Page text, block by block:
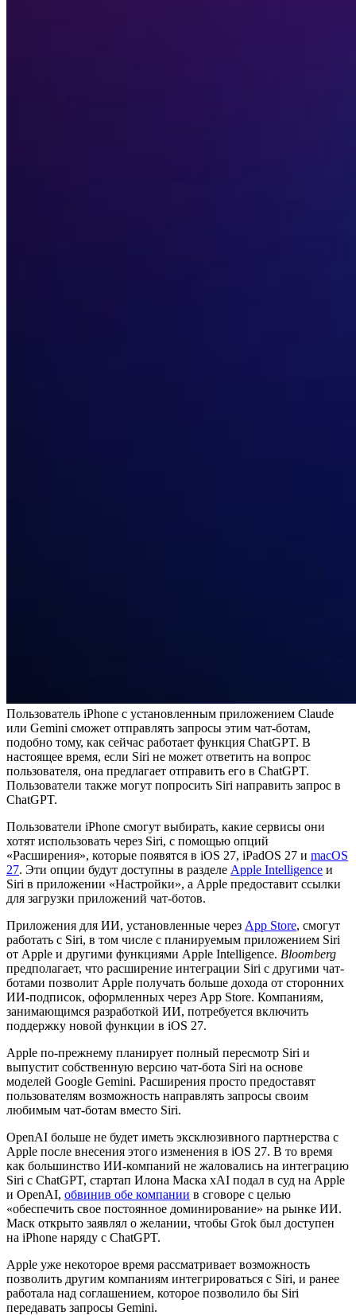
Пользователь iPhone с установленным приложением Claude
или Gemini сможет отправлять запросы этим чат-ботам,
подобно тому, как сейчас работает функция ChatGPT. В
настоящее время, если Siri не может ответить на вопрос
пользователя, она предлагает отправить его в ChatGPT.
Пользователи также могут попросить Siri направить запрос в
ChatGPT.
Пользователи iPhone смогут выбирать, какие сервисы они
хотят использовать через Siri, с помощью опций
«Расширения», которые появятся в iOS 27, iPadOS 27 и macOS
27. Эти опции будут доступны в разделе Apple Intelligence и
Siri в приложении «Настройки», а Apple предоставит ссылки
для загрузки приложений чат-ботов.
Приложения для ИИ, установленные через App Store, смогут
работать с Siri, в том числе с планируемым приложением Siri
от Apple и другими функциями Apple Intelligence. Bloomberg
предполагает, что расширение интеграции Siri с другими чат-
ботами позволит Apple получать больше дохода от сторонних
ИИ-подписок, оформленных через App Store. Компаниям,
занимающимся разработкой ИИ, потребуется включить
поддержку новой функции в iOS 27.
Apple по-прежнему планирует полный пересмотр Siri и
выпустит собственную версию чат-бота Siri на основе
моделей Google Gemini. Расширения просто предоставят
пользователям возможность направлять запросы своим
любимым чат-ботам вместо Siri.
OpenAI больше не будет иметь эксклюзивного партнерства с
Apple после внесения этого изменения в iOS 27. В то время
как большинство ИИ-компаний не жаловались на интеграцию
Siri с ChatGPT, стартап Илона Маска xAI подал в суд на Apple
и OpenAI, обвинив обе компании в сговоре с целью
«обеспечить свое постоянное доминирование» на рынке ИИ.
Маск открыто заявлял о желании, чтобы Grok был доступен
на iPhone наряду с ChatGPT.
Apple уже некоторое время рассматривает возможность
позволить другим компаниям интегрироваться с Siri, и ранее
работала над соглашением, которое позволило бы Siri
передавать запросы Gemini.